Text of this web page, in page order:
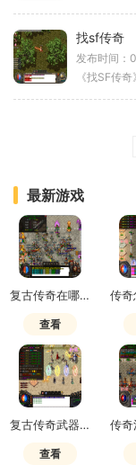
找sf传奇
发布时间：
最新游戏
复古传奇在哪里升级快一点
查看
复古传奇武器修炼在哪里学技能
查看